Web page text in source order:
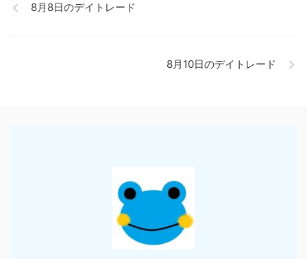
8月8日のデイトレード
8月10日のデイトレード